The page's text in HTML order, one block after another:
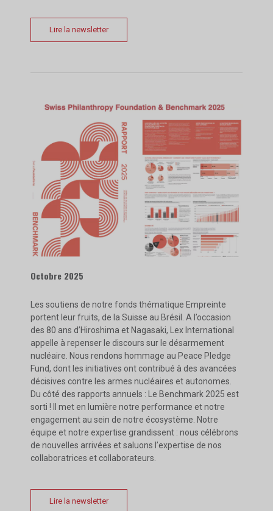
Lire la newsletter
Octobre 2025
Les soutiens de notre fonds thématique Empreinte
portent leur fruits, de la Suisse au Brésil. A l’occasion
des 80 ans d’Hiroshima et Nagasaki, Lex International
appelle à repenser le discours sur le désarmement
nucléaire. Nous rendons hommage au Peace Pledge
Fund, dont les initiatives ont contribué à des avancées
décisives contre les armes nucléaires et autonomes.
Du côté des rapports annuels : Le Benchmark 2025 est
sorti ! Il met en lumière notre performance et notre
engagement au sein de notre écosystème. Notre
équipe et notre expertise grandissent : nous célébrons
de nouvelles arrivées et saluons l’expertise de nos
collaboratrices et collaborateurs.
Lire la newsletter